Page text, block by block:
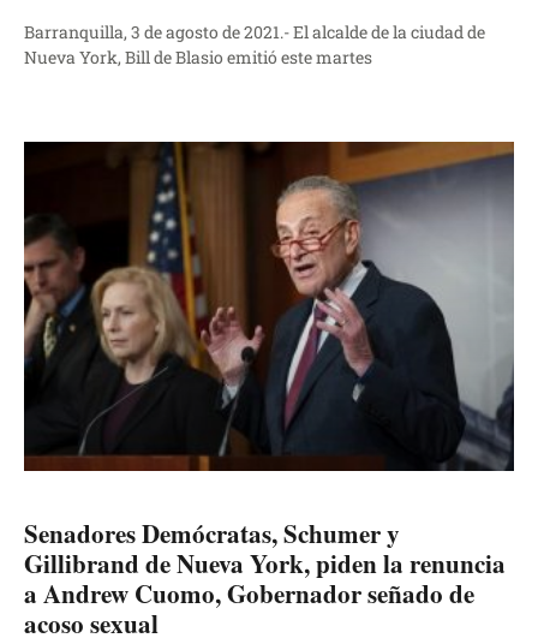
Barranquilla, 3 de agosto de 2021.- El alcalde de la ciudad de
Nueva York, Bill de Blasio emitió este martes
Senadores Demócratas, Schumer y
Gillibrand de Nueva York, piden la renuncia
a Andrew Cuomo, Gobernador señado de
acoso sexual